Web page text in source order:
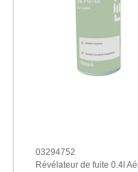
03294752
Révélateur de fuite 0.4l